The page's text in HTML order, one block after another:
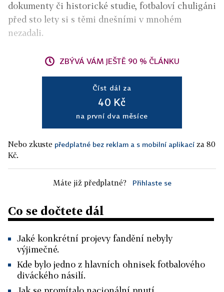
dokumenty či historické studie, fotbaloví chuligáni
před sto lety si s těmi dnešními v mnohém
nezadali.
ZBÝVÁ VÁM JEŠTĚ 90 % ČLÁNKU
Číst dál za
40 Kč
na první dva měsíce
Nebo zkuste předplatné bez reklam a s mobilní aplikací za 80
Kč.
Máte již předplatné? Přihlaste se
Co se dočtete dál
Jaké konkrétní projevy fandění nebyly
výjimečné.
Kde bylo jedno z hlavních ohnisek fotbalového
diváckého násilí.